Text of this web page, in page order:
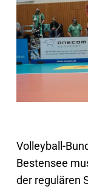
Volleyball-
Bestensee
der regulären